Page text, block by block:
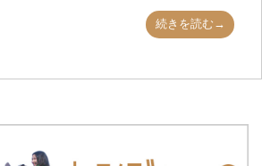
続きを読む→